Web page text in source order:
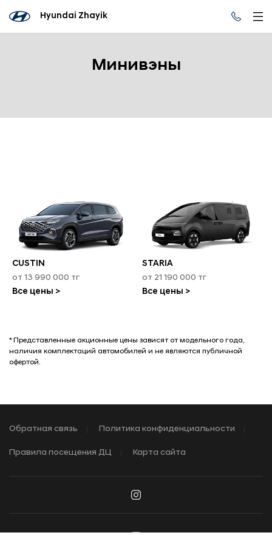
Hyundai Zhayik
Минивэны
CUSTIN
от 13 990 000 тг
Все цены >
STARIA
от 21 190 000 тг
Все цены >
* Представленные акционные цены зависят от модельного года,
наличия комплектаций автомобилей и не являются публичной
офертой.
Обратная связь Политика конфиденциальности
Правила посещения ДЦ Карта сайта